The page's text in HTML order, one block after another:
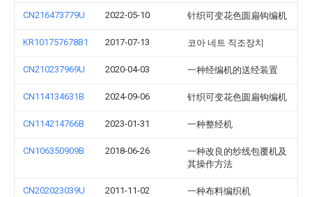
CN216473779U 2022-05-10 针织可变花色圆扁钩编机
KR101757678B1 2017-07-13 코아 네트 직조장치
CN210237969U 2020-04-03 一种经编机的送经装置
CN114134631B 2024-09-06 针织可变花色圆扁钩编机
CN114214766B 2023-01-31 一种整经机
CN106350909B 2018-06-26
一种改良的纱线包覆机及
其操作方法
CN202023039U 2011-11-02 一种布料编织机